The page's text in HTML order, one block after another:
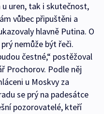
uren, tak i skutečnost,
vůbec připuštěni a
hlavně Putina. O
nemůže být řeči.
čestné,“ postěžoval
Prochorov. Podle něj
u Moskvy za
se prý na padesátce
pozorovatelé, kteří